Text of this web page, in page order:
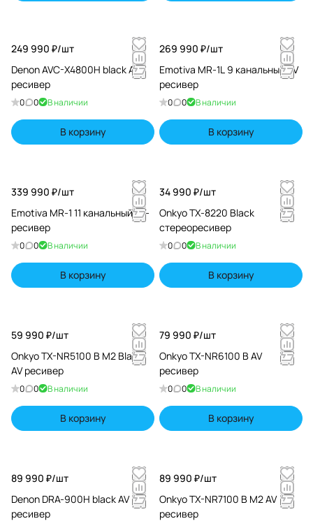
249 990 ₽/шт
Denon AVC-X4800H black AV
ресивер
0 0 В наличии
В корзину
269 990 ₽/шт
Emotiva MR-1L 9 канальный AV
ресивер
0 0 В наличии
В корзину
339 990 ₽/шт
Emotiva MR-1 11 канальный AV-
ресивер
0 0 В наличии
В корзину
34 990 ₽/шт
Onkyo TX-8220 Black
стереоресивер
0 0 В наличии
В корзину
59 990 ₽/шт
Onkyo TX-NR5100 B M2 Black
AV ресивер
0 0 В наличии
В корзину
79 990 ₽/шт
Onkyo TX-NR6100 B AV
ресивер
0 0 В наличии
В корзину
89 990 ₽/шт
Denon DRA-900H black AV
ресивер
89 990 ₽/шт
Onkyo TX-NR7100 B M2 AV
ресивер